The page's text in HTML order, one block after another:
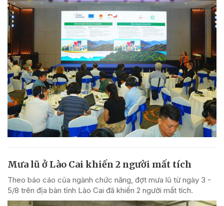
Mưa lũ ở Lào Cai khiến 2 người mất tích
Theo báo cáo của ngành chức năng, đợt mưa lũ từ ngày 3 -
5/8 trên địa bàn tỉnh Lào Cai đã khiến 2 người mất tích.